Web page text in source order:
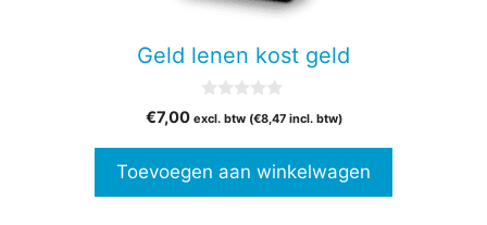
Geld lenen kost geld
v
5
€7,00 excl. btw (€8,47incl. btw)
Toevoegen aan winkelwagen